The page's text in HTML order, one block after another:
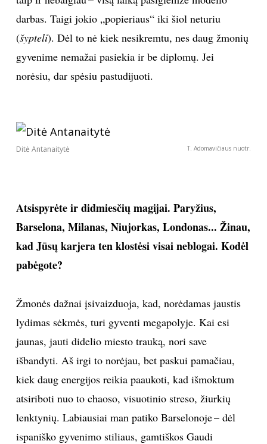
darbas. Taigi jokio „popieriaus“ iki šiol neturiu
(šypteli). Dėl to nė kiek nesikremtu, nes daug žmonių
gyvenime nemažai pasiekia ir be diplomų. Jei
norėsiu, dar spėsiu pastudijuoti.
Ditė Antanaitytė T. Adomavičiaus nuotr.
Atsispyrėte ir didmiesčių magijai. Paryžius,
Barselona, Milanas, Niujorkas, Londonas... Žinau,
kad Jūsų karjera ten klostėsi visai neblogai. Kodėl
pabėgote?
Žmonės dažnai įsivaizduoja, kad, norėdamas jaustis
lydimas sėkmės, turi gyventi megapolyje. Kai esi
jaunas, jauti didelio miesto trauką, nori save
išbandyti. Aš irgi to norėjau, bet paskui pamačiau,
kiek daug energijos reikia paaukoti, kad išmoktum
atsiriboti nuo to chaoso, visuotinio streso, žiurkių
lenktynių. Labiausiai man patiko Barselonoje – dėl
ispaniško gyvenimo stiliaus, gamtiškos Gaudi